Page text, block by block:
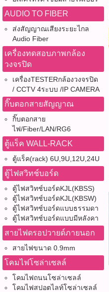
AUDIO TO FIBER
ส่งสัญญาณเสียงระยะไกล
Audio Fiber
เครื่องทดสอบภาพกล้อง
วงจรปิด
เครื่องTESTERกล้องวงจรปิด
/ CCTV 4ระบบ /IP CAMERA
กิ๊บตอกสายสัญญาณ
กิ๊บตอกสาย
ไฟ/Fiber/LAN/RG6
ตู้แร็ค WALL-RACK
ตู้แร็ค(rack) 6U,9U,12U,24U
ตู้ไฟสวิทช์บอร์ด
ตู้ไฟสวิทช์บอร์ดKJL(KBSS)
ตู้ไฟสวิทช์บอร์ดKJL(KBSW)
ตู้ไฟสวิทช์บอร์ดแบบธรรมดา
ตู้ไฟสวิทช์บอร์ดแบบมีหลังคา
สายไฟดรอปวายด์ภายนอก
สายไฟขนาด 0.9mm
โคมไฟโซล่าเซลล์
โคมไฟถนนโซล่าเซลล์
โคมไฟสปอตไลท์โซล่าเซลล์